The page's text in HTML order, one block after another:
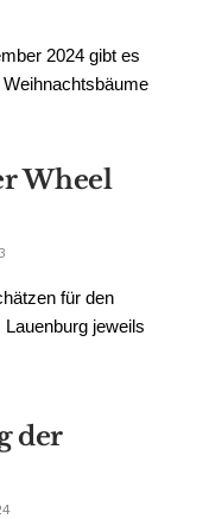
2024 gibt es
Wheel
für den
jeweils
der